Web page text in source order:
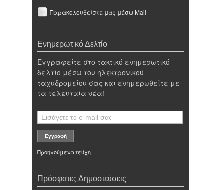
Παρακολουθείστε μας μέσω Mail
Ενημερωτικό Δελτίο
Εγγραφείτε στο τακτικό ενημερωτικό
δελτίο μέσω του ηλεκτρονικού
ταχυδρομείου σας και ενημερωθείτε με
τα τελευταία νέα!
Προηγούμενα τεύχη
Πρόσφατες Δημοσιεύσεις